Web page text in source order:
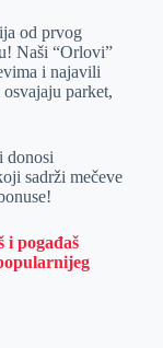
od prvog
Naši “Orlovi”
i najavili
parket,
donosi
sadrži mečeve
i pogađaš